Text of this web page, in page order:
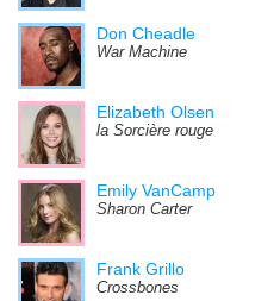
Don Cheadle
War Machine
Elizabeth Olsen
la Sorcière rouge
Emily VanCamp
Sharon Carter
Frank Grillo
Crossbones